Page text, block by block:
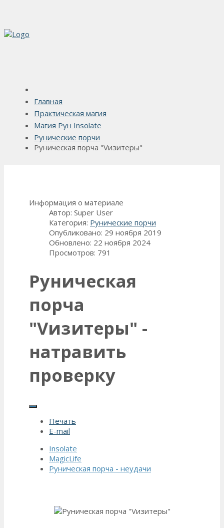
Главная
Практическая магия
Магия Рун Insolate
Рунические порчи
Руническая порча "Vизитеры"
Информация о материале
Автор: Super User
Категория: Рунические порчи
Опубликовано: 29 ноября 2019
Обновлено: 22 ноября 2024
Просмотров: 791
Руническая
порча
"Vизитеры" -
натравить
проверку
Печать
E-mail
Insolate
MagicLife
Руническая порча - неудачи